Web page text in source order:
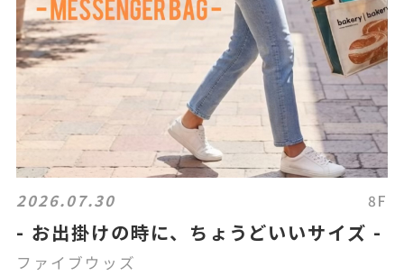
2026.07.30 8F
- お出掛けの時に、ちょうどいいサイズ -
ファイブウッズ